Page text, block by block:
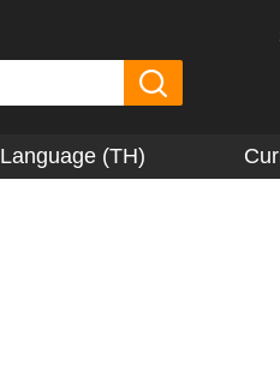
Language (TH)